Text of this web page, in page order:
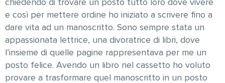
chiedendo di trovare un posto tutto loro dove vivere
e così per mettere ordine ho iniziato a scrivere fino a
dare vita ad un manoscritto. Sono sempre stata un
appassionata lettrice, una divoratrice di libri, dove
l’insieme di quelle pagine rappresentava per me un
posto felice. Avendo un libro nel cassetto ho voluto
provare a trasformare quel manoscritto in un posto